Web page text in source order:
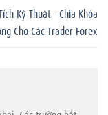
Kỹ Thuật – Chìa Khóa
Cho Các Trader Forex